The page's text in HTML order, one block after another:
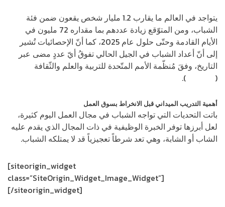
يتواجد في العالم ما يقارب 1.2 مليار شخص يقعون ضمن فئة
الشباب، ومن المتوّقع زيادة عددهم بما مقداره 72 مليون في
الأيام القادمة وحتّى حلول عام 2025، كما أنّ الإحصائيات تُشير
إلى أنّ أعداد الشباب في الجيل الحالي تفوقُ أيّ عددٍ مضى عبر
التاريخ، وفقَ مُنظّمة الأمم المتّحدة للتربية والعلم والثّقافة
(
).
أهمية التدريب الميداني قبل الانخراط بسوق العمل
باتت التحديات التي تواجه الشباب في مجال العمل اليوم كثيرة،
لعل أبرزها توفر الخبرة الوظيفية في ذات المجال الذي يقدم عليه
الشاب أو الشابة، وهي تعد شرطاً تعجيزياً قد لا يمتلكه الشباب.
[siteorigin_widget
class=”SiteOrigin_Widget_Image_Widget”]
[/siteorigin_widget]